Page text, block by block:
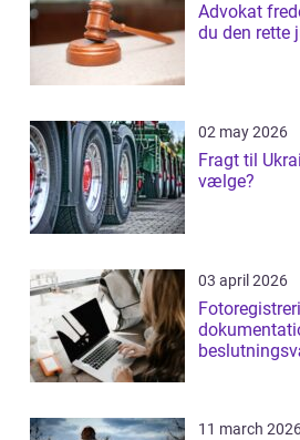
Advokat fredericia
du den rette
02 may 2026
Fragt til
vælge?
03 april 2026
11 march